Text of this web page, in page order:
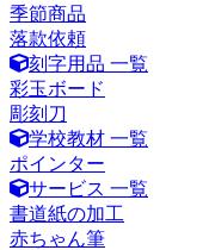
季節商品
落款依頼
刻字用品 一覧
彩玉ボード
彫刻刀
学校教材 一覧
ポインター
サービス 一覧
書道紙の加工
赤ちゃん筆